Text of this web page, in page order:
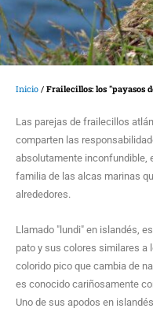
Inicio / Frailecillos: los "payasos
Las parejas de frailecillos
comparten las
absolutamente inconfundible,
familia de las alcas marinas
alrededores.
Llamado "lundi" en islandés,
pato y sus colores similares a
colorido pico que cambia de
es conocido cariñosamente
Uno de sus apodos en